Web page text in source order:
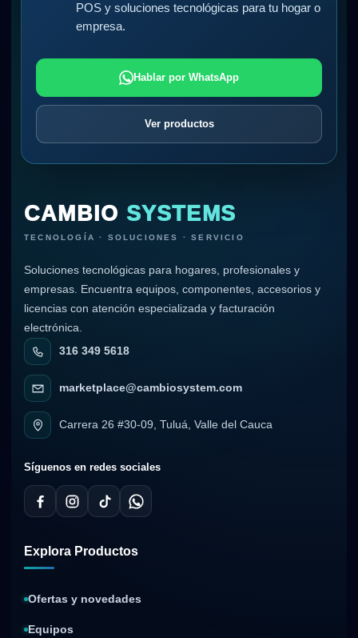
POS y soluciones tecnológicas para tu hogar o
empresa.
Hablar por WhatsApp
Ver productos
CAMBIO SYSTEMS
TECNOLOGÍA · SOLUCIONES · SERVICIO
Soluciones tecnológicas para hogares, profesionales y
empresas. Encuentra equipos, componentes, accesorios y
licencias con atención especializada y facturación
electrónica.
316 349 5618
marketplace@cambiosystem.com
Carrera 26 #30-09, Tuluá, Valle del Cauca
Síguenos en redes sociales
Explora Productos
Ofertas y novedades
Equipos